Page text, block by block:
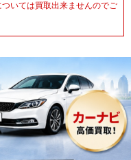
いては買取出来ませんのでご